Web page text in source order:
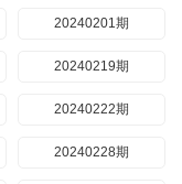
20240201期
20240219期
20240222期
20240228期